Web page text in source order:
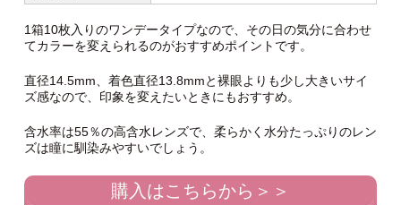
1箱10枚入りのワンデータイプなので、その日の気分に合わせ
てカラーを変えられるのがおすすめポイントです。
直径14.5mm、着色直径13.8mmと裸眼よりも少し大きいサイ
ズ感なので、印象を変えたいときにもおすすめ。
含水率は55％の高含水レンズで、柔らかく水分たっぷりのレン
ズは瞳に馴染みやすいでしょう。
購入はこちらから＞＞